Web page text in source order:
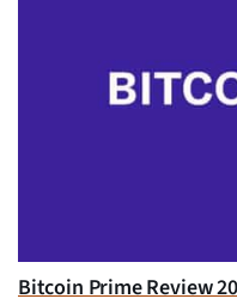
Bitcoin Prime Review